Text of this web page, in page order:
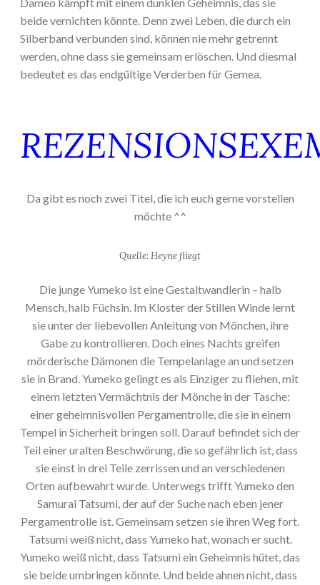
Dameo kämpft mit einem dunklen Geheimnis, das sie
beide vernichten könnte. Denn zwei Leben, die durch ein
Silberband verbunden sind, können nie mehr getrennt
werden, ohne dass sie gemeinsam erlöschen. Und diesmal
bedeutet es das endgültige Verderben für Gemea.
Da gibt es noch zwei Titel, die ich euch gerne vorstellen
möchte ^^
Quelle: Heyne fliegt
Die junge Yumeko ist eine Gestaltwandlerin – halb
Mensch, halb Füchsin. Im Kloster der Stillen Winde lernt
sie unter der liebevollen Anleitung von Mönchen, ihre
Gabe zu kontrollieren. Doch eines Nachts greifen
mörderische Dämonen die Tempelanlage an und setzen
sie in Brand. Yumeko gelingt es als Einziger zu fliehen, mit
einem letzten Vermächtnis der Mönche in der Tasche:
einer geheimnisvollen Pergamentrolle, die sie in einem
Tempel in Sicherheit bringen soll. Darauf befindet sich der
Teil einer uralten Beschwörung, die so gefährlich ist, dass
sie einst in drei Teile zerrissen und an verschiedenen
Orten aufbewahrt wurde. Unterwegs trifft Yumeko den
Samurai Tatsumi, der auf der Suche nach eben jener
Pergamentrolle ist. Gemeinsam setzen sie ihren Weg fort.
Tatsumi weiß nicht, dass Yumeko hat, wonach er sucht.
Yumeko weiß nicht, dass Tatsumi ein Geheimnis hütet, das
sie beide umbringen könnte. Und beide ahnen nicht, dass